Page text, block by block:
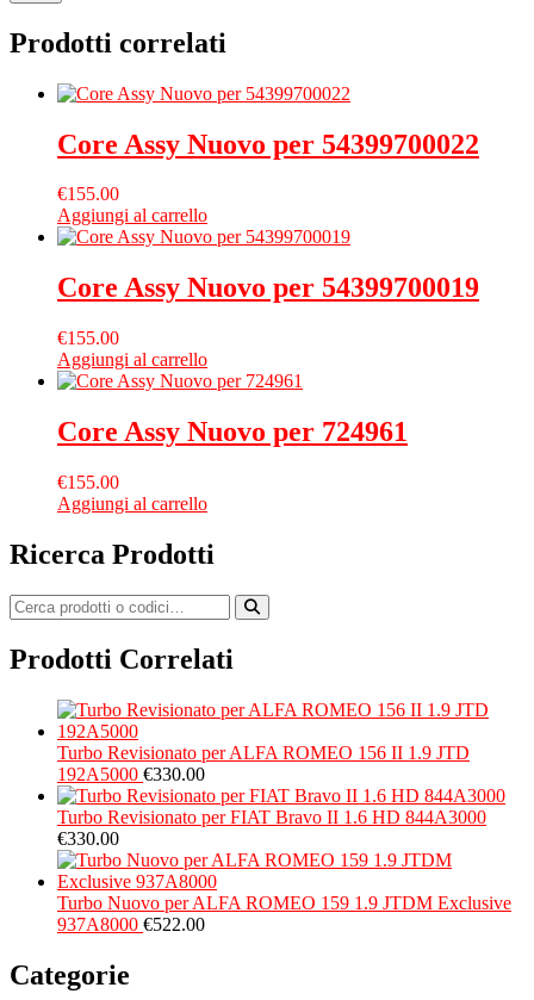
Prodotti correlati
Core Assy Nuovo per 54399700022
€155.00
Aggiungi al carrello
Core Assy Nuovo per 54399700019
€155.00
Aggiungi al carrello
Core Assy Nuovo per 724961
€155.00
Aggiungi al carrello
Ricerca Prodotti
Prodotti Correlati
Turbo Revisionato per ALFA ROMEO 156 II 1.9 JTD
192A5000 €330.00
Turbo Revisionato per FIAT Bravo II 1.6 HD 844A3000
€330.00
Turbo Nuovo per ALFA ROMEO 159 1.9 JTDM Exclusive
937A8000 €522.00
Categorie